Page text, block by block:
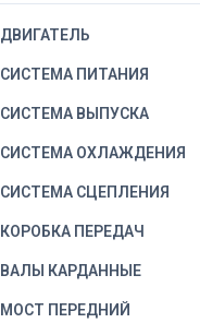
ДВИГАТЕЛЬ
СИСТЕМА ПИТАНИЯ
СИСТЕМА ВЫПУСКА
СИСТЕМА ОХЛАЖДЕНИЯ
СИСТЕМА СЦЕПЛЕНИЯ
КОРОБКА ПЕРЕДАЧ
ВАЛЫ КАРДАННЫЕ
МОСТ ПЕРЕДНИЙ